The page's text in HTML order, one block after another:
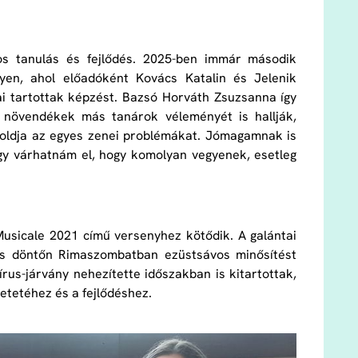
tanulás és fejlődés. 2025-ben immár második
ahol előadóként Kovács Katalin és Jelenik
tartottak képzést. Bazsó Horváth Zsuzsanna így
más tanárok véleményét is hallják,
az egyes zenei problémákat. Jómagamnak is
el, hogy komolyan vegyenek, esetleg
2021 című versenyhez kötődik. A galántai
Rimaszombatban ezüstsávos minősítést
járvány nehezítette időszakban is kitartottak,
és a fejlődéshez.